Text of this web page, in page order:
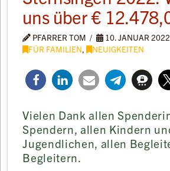
uns über €
PFARRER TOM
10. JANUAR 2022
FÜR FAMILIEN, NEUIGKEITEN
Vielen Dank allen
Spendern, allen Kindern
Jugendlichen, allen
Begleitern.